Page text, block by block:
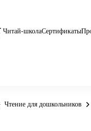
Читай-школаСертификаты
Чтение для дошкольников